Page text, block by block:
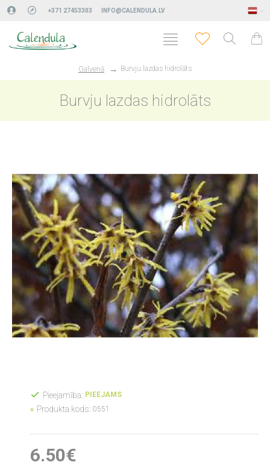
+371 27453303 INFO@CALENDULA.LV
Galvenā Burvju lazdas hidrolāts
Burvju lazdas hidrolāts
6.50€
Pieejamība: PIEEJAMS
Produkta kods: 0551